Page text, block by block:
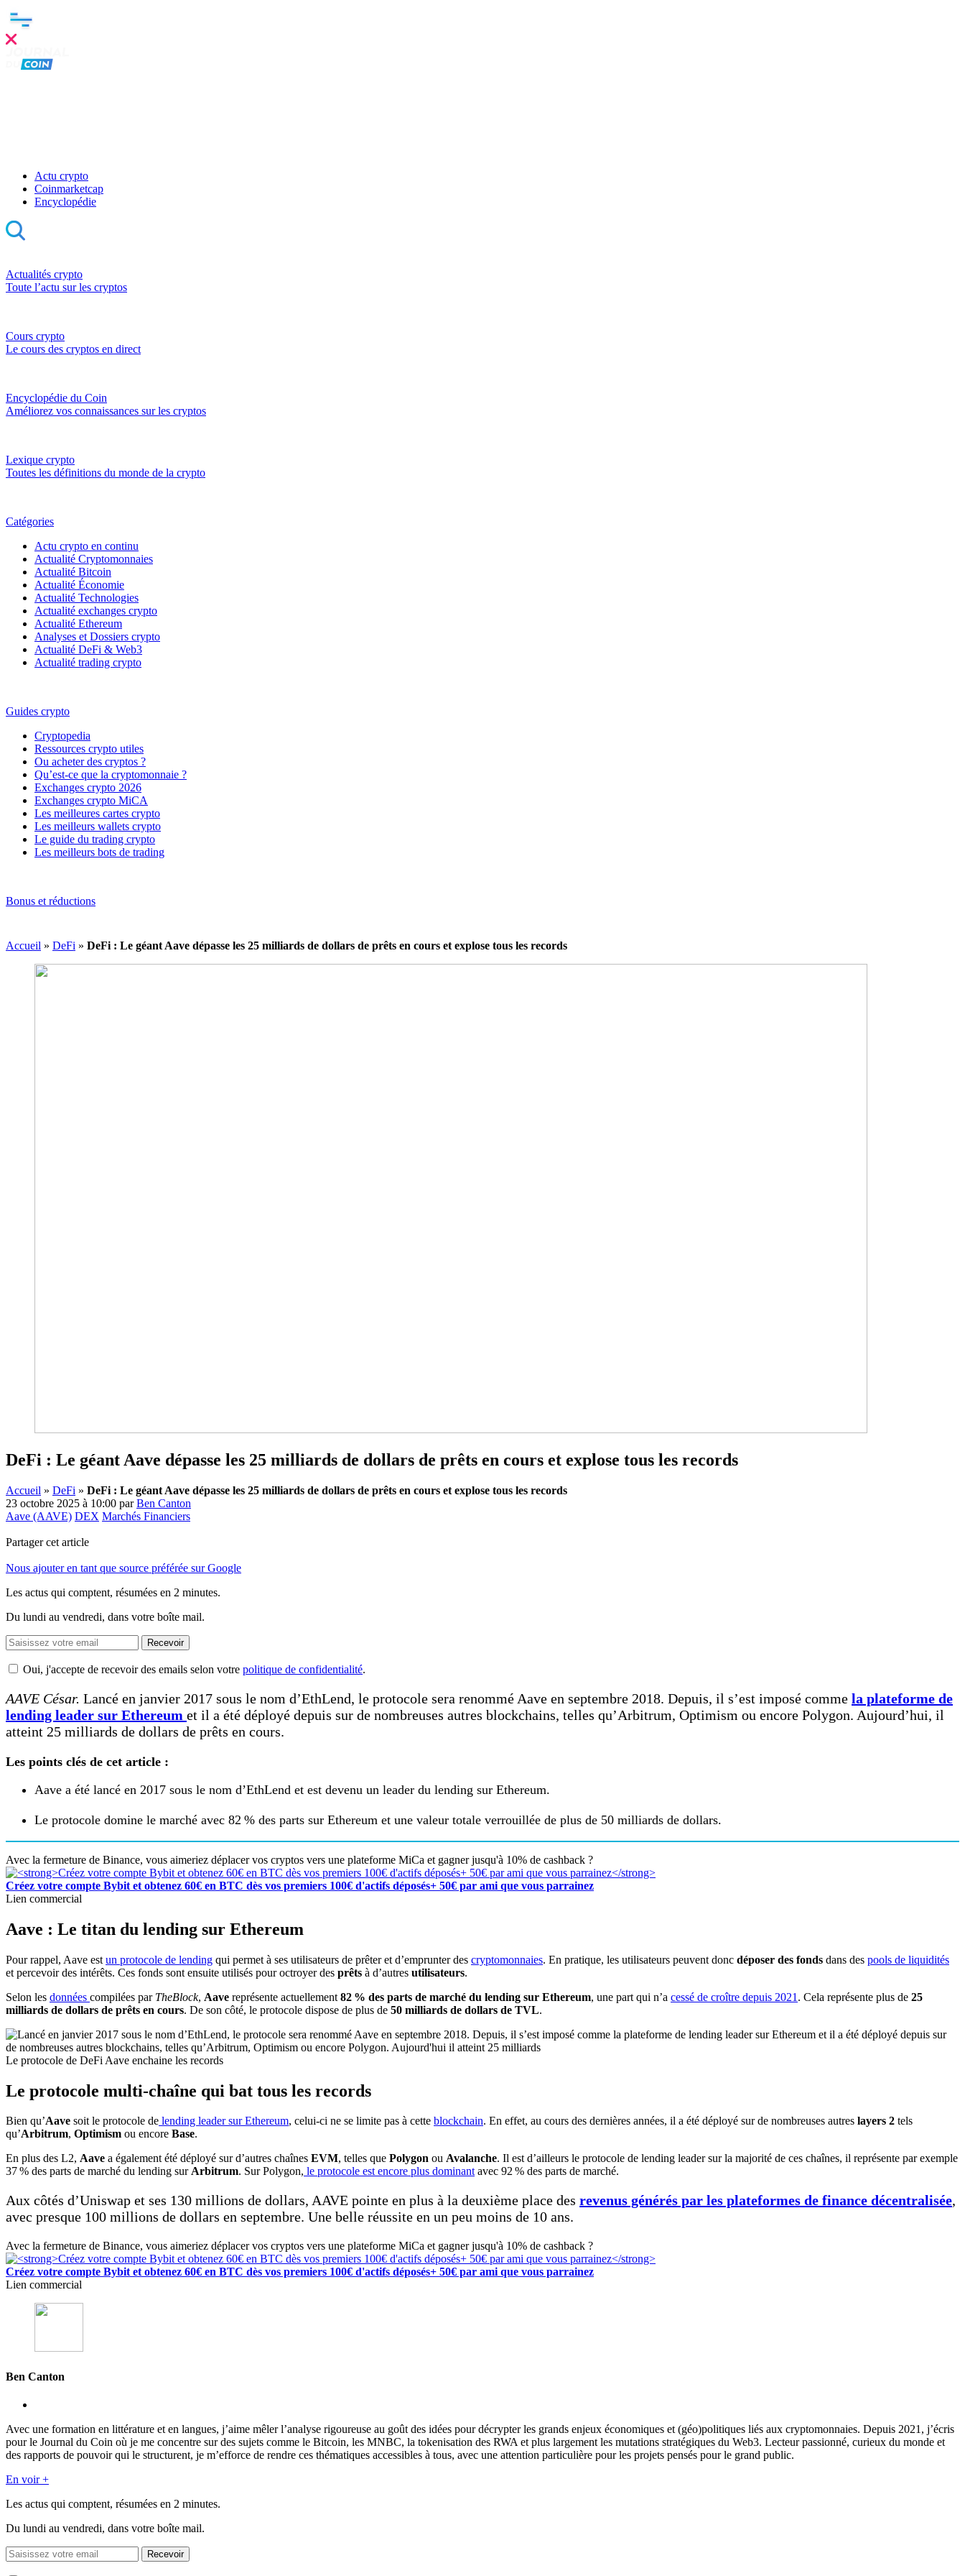
Actu crypto
Coinmarketcap
Encyclopédie
Actualités crypto
Toute l’actu sur les cryptos
Cours crypto
Le cours des cryptos en direct
Encyclopédie du Coin
Améliorez vos connaissances sur les cryptos
Lexique crypto
Toutes les définitions du monde de la crypto
Catégories
Actu crypto en continu
Actualité Cryptomonnaies
Actualité Bitcoin
Actualité Économie
Actualité Technologies
Actualité exchanges crypto
Actualité Ethereum
Analyses et Dossiers crypto
Actualité DeFi & Web3
Actualité trading crypto
Guides crypto
Cryptopedia
Ressources crypto utiles
Ou acheter des cryptos ?
Qu’est-ce que la cryptomonnaie ?
Exchanges crypto 2026
Exchanges crypto MiCA
Les meilleures cartes crypto
Les meilleurs wallets crypto
Le guide du trading crypto
Les meilleurs bots de trading
Bonus et réductions
Accueil » DeFi » DeFi : Le géant Aave dépasse les 25 milliards de dollars de prêts en cours et explose tous les records
DeFi : Le géant Aave dépasse les 25 milliards de dollars de prêts en cours et explose tous les records
Accueil » DeFi » DeFi : Le géant Aave dépasse les 25 milliards de dollars de prêts en cours et explose tous les records
23 octobre 2025 à 10:00 parBen Canton
Aave (AAVE) DEX Marchés Financiers
Partager cet article
Nous ajouter en tant que source préférée sur Google
Les actus qui comptent, résumées en 2 minutes.
Du lundi au vendredi, dans votre boîte mail.
Recevoir
Oui, j'accepte de recevoir des emails selon votre politique de confidentialité.
AAVE César. Lancé en janvier 2017 sous le nom d’EthLend, le protocole sera renommé Aave en septembre 2018. Depuis, il s’est imposé comme la plateforme de
lending leader sur Ethereum et il a été déployé depuis sur de nombreuses autres blockchains, telles qu’Arbitrum, Optimism ou encore Polygon. Aujourd’hui, il
atteint 25 milliards de dollars de prêts en cours.
Les points clés de cet article :
Aave a été lancé en 2017 sous le nom d’EthLend et est devenu un leader du lending sur Ethereum.
Le protocole domine le marché avec 82 % des parts sur Ethereum et une valeur totale verrouillée de plus de 50 milliards de dollars.
Avec la fermeture de Binance, vous aimeriez déplacer vos cryptos vers une plateforme MiCa et gagner jusqu'à 10% de cashback ?
Créez votre compte Bybit et obtenez 60€ en BTC dès vos premiers 100€ d'actifs déposés+ 50€ par ami que vous parrainez
Lien commercial
Aave : Le titan du lending sur Ethereum
Pour rappel, Aave est un protocole de lending qui permet à ses utilisateurs de prêter et d’emprunter des cryptomonnaies. En pratique, les utilisateurs peuvent donc déposer des fonds dans des pools de liquidités
et percevoir des intérêts. Ces fonds sont ensuite utilisés pour octroyer des prêts à d’autres utilisateurs.
Selon les données compilées par TheBlock, Aave représente actuellement 82 % des parts de marché du lending sur Ethereum, une part qui n’a cessé de croître depuis 2021 . Cela représente plus de 25
milliards de dollars de prêts en cours. De son côté, le protocole dispose de plus de 50 milliards de dollars de TVL.
Le protocole de DeFi Aave enchaine les records
Le protocole multi-chaîne qui bat tous les records
Bien qu’Aave soit le protocole de lending leader sur Ethereum, celui-ci ne se limite pas à cette blockchain. En effet, au cours des dernières années, il a été déployé sur de nombreuses autres layers 2 tels
qu’Arbitrum, Optimism ou encore Base.
En plus des L2, Aave a également été déployé sur d’autres chaînes EVM, telles que Polygon ou Avalanche. Il est d’ailleurs le protocole de lending leader sur la majorité de ces chaînes, il représente par exemple
37 % des parts de marché du lending surArbitrum. Sur Polygon, le protocole est encore plus dominantavec 92 % des parts de marché.
Aux côtés d’Uniswap et ses 130 millions de dollars, AAVE pointe en plus à la deuxième place des revenus générés par les plateformes de finance décentralisée,
avec presque 100 millions de dollars en septembre. Une belle réussite en un peu moins de 10 ans.
Avec la fermeture de Binance, vous aimeriez déplacer vos cryptos vers une plateforme MiCa et gagner jusqu'à 10% de cashback ?
Créez votre compte Bybit et obtenez 60€ en BTC dès vos premiers 100€ d'actifs déposés+ 50€ par ami que vous parrainez
Lien commercial
Ben Canton
Avec une formation en littérature et en langues, j’aime mêler l’analyse rigoureuse au goût des idées pour décrypter les grands enjeux économiques et (géo)politiques liés aux cryptomonnaies. Depuis 2021, j’écris
pour le Journal du Coin où je me concentre sur des sujets comme le Bitcoin, les MNBC, la tokenisation des RWA et plus largement les mutations stratégiques du Web3. Lecteur passionné, curieux du monde et
des rapports de pouvoir qui le structurent, je m’efforce de rendre ces thématiques accessibles à tous, avec une attention particulière pour les projets pensés pour le grand public.
En voir +
Les actus qui comptent, résumées en 2 minutes.
Du lundi au vendredi, dans votre boîte mail.
Recevoir